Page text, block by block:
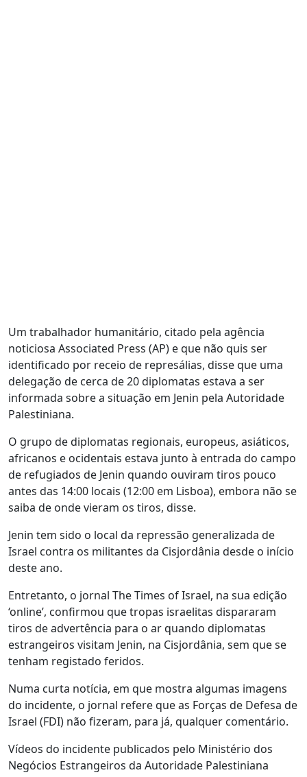
Um trabalhador humanitário, citado pela agência
noticiosa Associated Press (AP) e que não quis ser
identificado por receio de represálias, disse que uma
delegação de cerca de 20 diplomatas estava a ser
informada sobre a situação em Jenin pela Autoridade
Palestiniana.
O grupo de diplomatas regionais, europeus, asiáticos,
africanos e ocidentais estava junto à entrada do campo
de refugiados de Jenin quando ouviram tiros pouco
antes das 14:00 locais (12:00 em Lisboa), embora não se
saiba de onde vieram os tiros, disse.
Jenin tem sido o local da repressão generalizada de
Israel contra os militantes da Cisjordânia desde o início
deste ano.
Entretanto, o jornal The Times of Israel, na sua edição
‘online’, confirmou que tropas israelitas dispararam
tiros de advertência para o ar quando diplomatas
estrangeiros visitam Jenin, na Cisjordânia, sem que se
tenham registado feridos.
Numa curta notícia, em que mostra algumas imagens
do incidente, o jornal refere que as Forças de Defesa de
Israel (FDI) não fizeram, para já, qualquer comentário.
Vídeos do incidente publicados pelo Ministério dos
Negócios Estrangeiros da Autoridade Palestiniana